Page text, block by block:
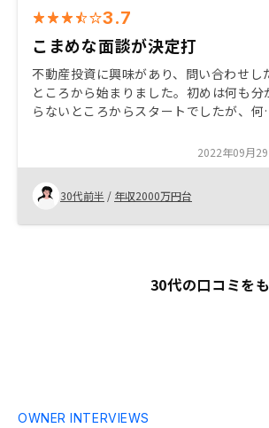
3.7
こまめな面談が決定打
不動産投資に興味があり、問い合わせし
ところから始まりました。初めは何も分
らないところからスタートでしたが、何
た。こまめに連絡をいただけるので、疑
に思っていた事をその場で解決でき、今
購入を決意しました。Ai技術を駆使してい
るのが他と違い、安心感がありました。初
回面談に時間をかけ過ぎている印象。あ
2022年09月29
30代前半 / 年収2000万円台
30代の口コミを
OWNER INTERVIEWS